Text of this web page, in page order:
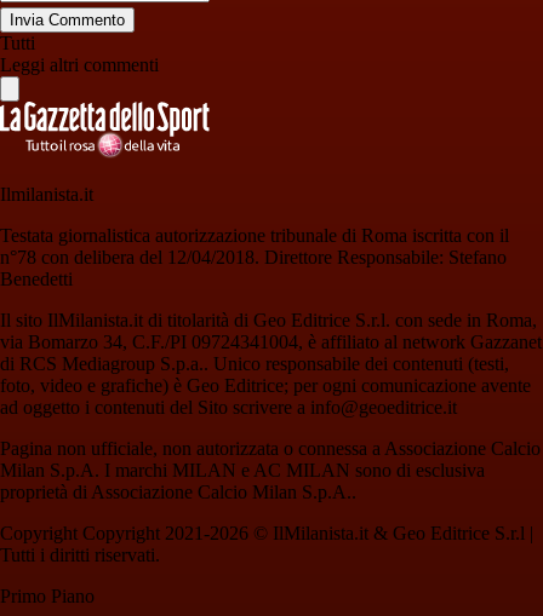
Invia Commento
Tutti
Leggi altri commenti
Ilmilanista.it
Testata giornalistica autorizzazione tribunale di Roma iscritta con il
n°78 con delibera del 12/04/2018. Direttore Responsabile: Stefano
Benedetti
Il sito IlMilanista.it di titolarità di Geo Editrice S.r.l. con sede in Roma,
via Bomarzo 34, C.F./PI 09724341004, è affiliato al network Gazzanet
di RCS Mediagroup S.p.a.. Unico responsabile dei contenuti (testi,
foto, video e grafiche) è Geo Editrice; per ogni comunicazione avente
ad oggetto i contenuti del Sito scrivere a info@geoeditrice.it
Pagina non ufficiale, non autorizzata o connessa a Associazione Calcio
Milan S.p.A. I marchi MILAN e AC MILAN sono di esclusiva
proprietà di Associazione Calcio Milan S.p.A..
Copyright Copyright 2021-2026 © IlMilanista.it & Geo Editrice S.r.l |
Tutti i diritti riservati.
Primo Piano